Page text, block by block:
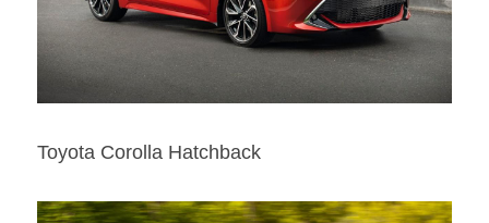
Toyota Corolla Hatchback